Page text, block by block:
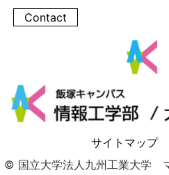
Contact
サイトマップ
© 国立大学法人九州工業大学